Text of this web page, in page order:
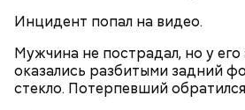
Инцидент попал на видео.
Мужчина не пострадал, но у его
оказались разбитыми задний
стекло. Потерпевший